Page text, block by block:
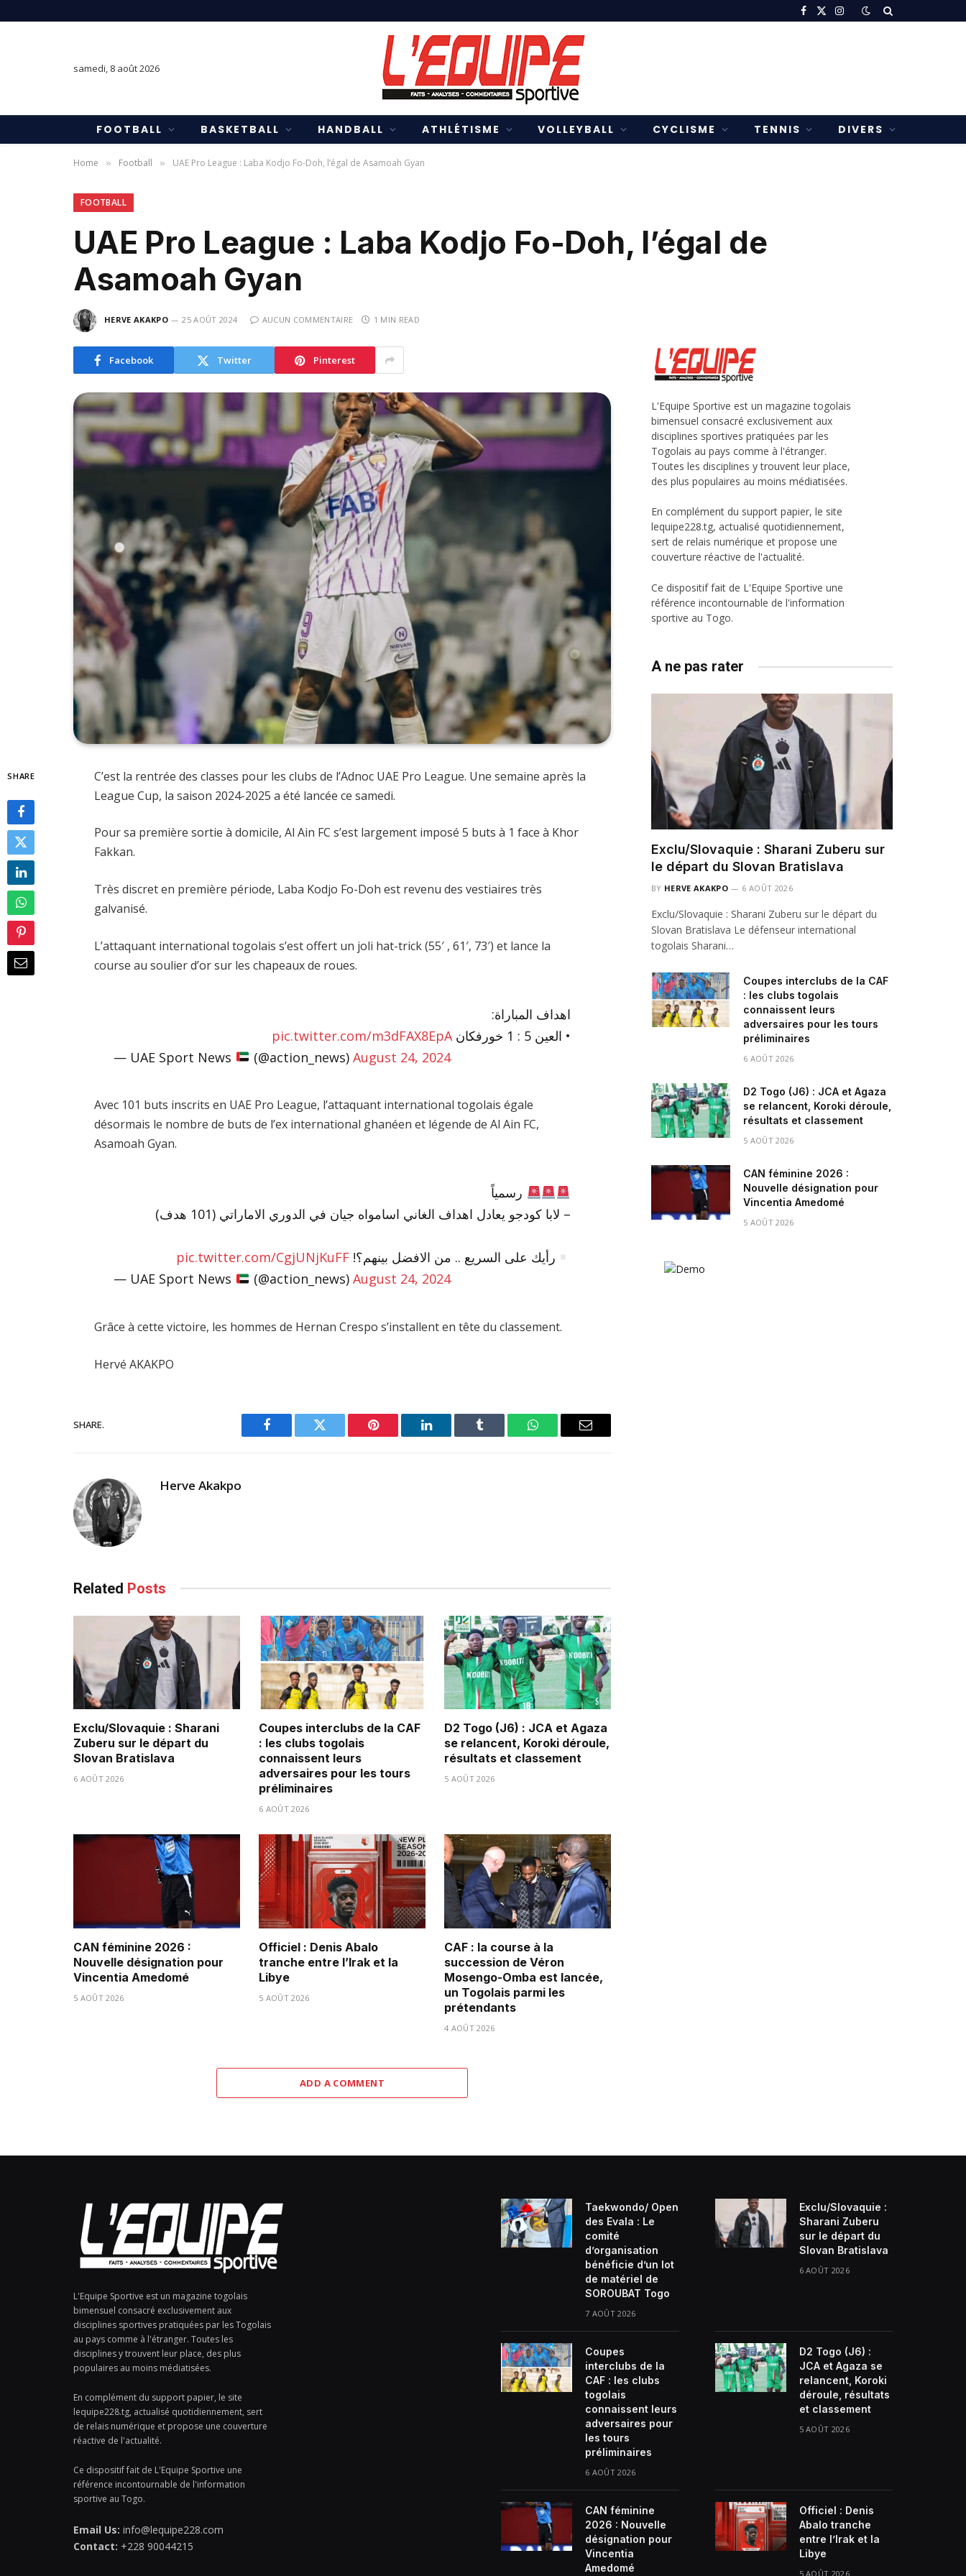
Facebook
X
Instagram
samedi, 8 août 2026
FOOTBALL BASKETBALL HANDBALL ATHLÉTISME VOLLEYBALL CYCLISME TENNIS DIVERS
Home » Football » UAE Pro League : Laba Kodjo Fo-Doh, l’égal de Asamoah Gyan
FOOTBALL
UAE Pro League : Laba Kodjo Fo-Doh, l’égal de
Asamoah Gyan
HERVE AKAKPO 25 AOÛT 2024 AUCUN COMMENTAIRE 1 MIN READ
Facebook Twitter Pinterest
SHARE
C’est la rentrée des classes pour les clubs de l’Adnoc UAE Pro League. Une semaine après la
League Cup, la saison 2024-2025 a été lancée ce samedi.
Pour sa première sortie à domicile, Al Ain FC s’est largement imposé 5 buts à 1 face à Khor
Fakkan.
Très discret en première période, Laba Kodjo Fo-Doh est revenu des vestiaires très
galvanisé.
L’attaquant international togolais s’est offert un joli hat-trick (55′ , 61′, 73′) et lance la
course au soulier d’or sur les chapeaux de roues.
اهداف المباراة:
• العين 5 : 1 خورفكان
pic.twitter.com/m3dFAX8EpA
— UAE Sport News
(@action_news) August 24, 2024
Avec 101 buts inscrits en UAE Pro League, l’attaquant international togolais égale
désormais le nombre de buts de l’ex international ghanéen et légende de Al Ain FC,
Asamoah Gyan.
رسمياً
– لابا كودجو يعادل اهداف الغاني اسامواه جيان في الدوري الاماراتي (101 هدف)
رأيك على السريع .. من الافضل بينهم؟! pic.twitter.com/CgjUNjKuFF
— UAE Sport News
(@action_news) August 24, 2024
Grâce à cette victoire, les hommes de Hernan Crespo s’installent en tête du classement.
Hervé AKAKPO
SHARE.
Facebook Twitter Pinterest LinkedIn Tumblr WhatsAppEmail
Herve Akakpo
Related Posts
Exclu/Slovaquie : Sharani
Zuberu sur le départ du
Slovan Bratislava
6 AOÛT 2026
Coupes interclubs de la CAF
: les clubs togolais
connaissent leurs
adversaires pour les tours
préliminaires
6 AOÛT 2026
D2 Togo (J6) : JCA et Agaza
se relancent, Koroki déroule,
résultats et classement
5 AOÛT 2026
CAN féminine 2026 :
Nouvelle désignation pour
Vincentia Amedomé
5 AOÛT 2026
Officiel : Denis Abalo
tranche entre l’Irak et la
Libye
5 AOÛT 2026
CAF : la course à la
succession de Véron
Mosengo-Omba est lancée,
un Togolais parmi les
prétendants
4 AOÛT 2026
ADD A COMMENT
L'Equipe Sportive est un magazine togolais
bimensuel consacré exclusivement aux
disciplines sportives pratiquées par les
Togolais au pays comme à l'étranger.
Toutes les disciplines y trouvent leur place,
des plus populaires au moins médiatisées.
En complément du support papier, le site
lequipe228.tg, actualisé quotidiennement,
sert de relais numérique et propose une
couverture réactive de l'actualité.
Ce dispositif fait de L'Equipe Sportive une
référence incontournable de l'information
sportive au Togo.
A ne pas rater
Exclu/Slovaquie : Sharani Zuberu sur
le départ du Slovan Bratislava
BY HERVE AKAKPO 6 AOÛT 2026
Exclu/Slovaquie : Sharani Zuberu sur le départ du
Slovan Bratislava Le défenseur international
togolais Sharani…
Coupes interclubs de la CAF
: les clubs togolais
connaissent leurs
adversaires pour les tours
préliminaires
6 AOÛT 2026
D2 Togo (J6) : JCA et Agaza
se relancent, Koroki déroule,
résultats et classement
5 AOÛT 2026
CAN féminine 2026 :
Nouvelle désignation pour
Vincentia Amedomé
5 AOÛT 2026
L'Equipe Sportive est un magazine togolais
bimensuel consacré exclusivement aux
disciplines sportives pratiquées par les Togolais
au pays comme à l'étranger. Toutes les
disciplines y trouvent leur place, des plus
populaires au moins médiatisées.
En complément du support papier, le site
lequipe228.tg, actualisé quotidiennement, sert
de relais numérique et propose une couverture
réactive de l'actualité.
Ce dispositif fait de L'Equipe Sportive une
référence incontournable de l'information
sportive au Togo.
Email Us: info@lequipe228.com
Contact: +228 90044215
Taekwondo/ Open
des Evala : Le
comité
d’organisation
bénéficie d’un lot
de matériel de
SOROUBAT Togo
7 AOÛT 2026
Exclu/Slovaquie :
Sharani Zuberu
sur le départ du
Slovan Bratislava
6 AOÛT 2026
Coupes
interclubs de la
CAF : les clubs
togolais
connaissent leurs
adversaires pour
les tours
préliminaires
6 AOÛT 2026
D2 Togo (J6) :
JCA et Agaza se
relancent, Koroki
déroule, résultats
et classement
5 AOÛT 2026
CAN féminine
2026 : Nouvelle
désignation pour
Vincentia
Amedomé
Officiel : Denis
Abalo tranche
entre l’Irak et la
Libye
5 AOÛT 2026